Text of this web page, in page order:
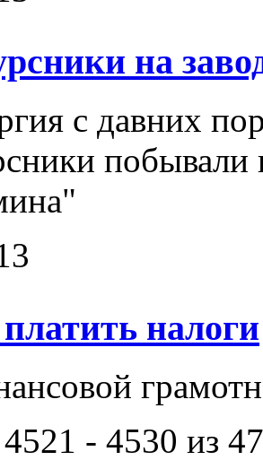
на
с давних
налоги
- 4530 из